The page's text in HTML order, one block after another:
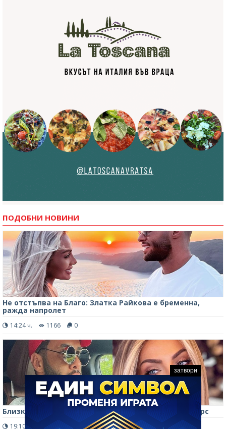
ПОДОБНИ НОВИНИ
Не отстъпва на Благо: Златка Райкова е бременна,
ражда напролет
14:24 ч. 1166 0
Близки до Златка Райкова: Тя и Карен са пълен фарс
19:10 ч. 2387
затвори